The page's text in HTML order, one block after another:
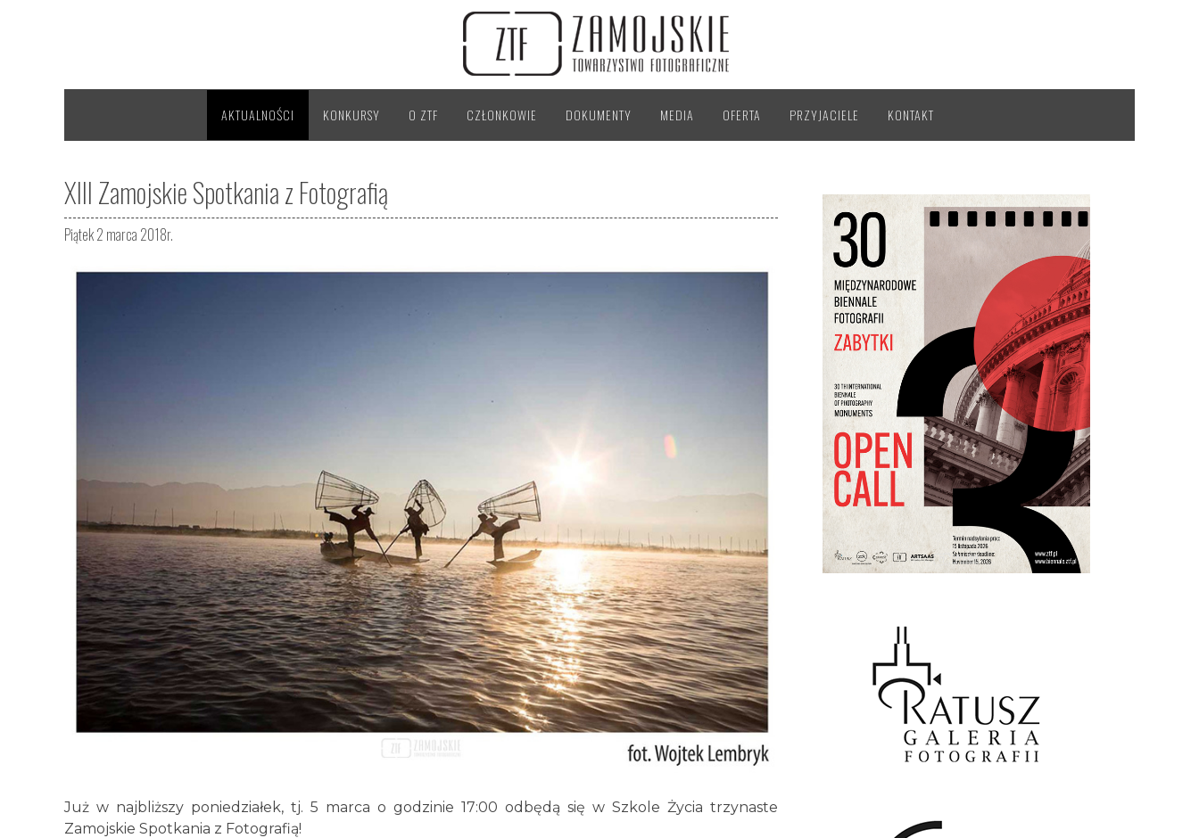
AKTUALNOŚCI KONKURSY O ZTF CZŁONKOWIE DOKUMENTY MEDIA OFERTA PRZYJACIELE KONTAKT
XIII Zamojskie Spotkania z Fotografią
Piątek 2 marca 2018r.
Już w najbliższy poniedziałek, tj. 5 marca o godzinie 17:00 odbędą się w Szkole Życia trzynaste
Zamojskie Spotkania z Fotografią!